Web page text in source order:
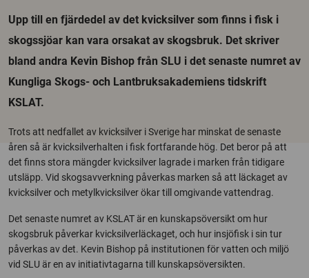
Upp till en fjärdedel av det kvicksilver som finns i fisk i
skogssjöar kan vara orsakat av skogsbruk. Det skriver
bland andra Kevin Bishop från SLU i det senaste numret av
Kungliga Skogs- och Lantbruksakademiens tidskrift
KSLAT.
Trots att nedfallet av kvicksilver i Sverige har minskat de senaste
åren så är kvicksilverhalten i fisk fortfarande hög. Det beror på att
det finns stora mängder kvicksilver lagrade i marken från tidigare
utsläpp. Vid skogsavverkning påverkas marken så att läckaget av
kvicksilver och metylkvicksilver ökar till omgivande vattendrag.
Det senaste numret av KSLAT är en kunskapsöversikt om hur
skogsbruk påverkar kvicksilverläckaget, och hur insjöfisk i sin tur
påverkas av det. Kevin Bishop på institutionen för vatten och miljö
vid SLU är en av initiativtagarna till kunskapsöversikten.